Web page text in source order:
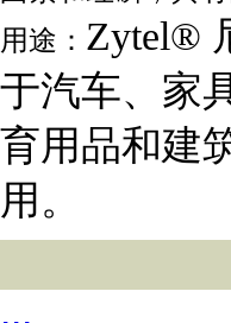
用途： Zytel®
于汽车、家
育用品和建
用。
...